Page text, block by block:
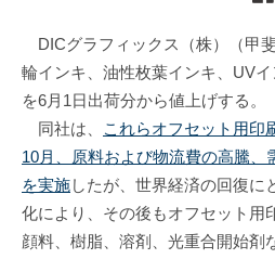
DICグラフィックス（株）（甲
輪インキ、油性枚葉インキ、UV
を6月1日出荷分から値上げする。
同社は、
これらオフセット用印
10月、原料および物流費の高騰、
を実施したが、世界経済の回復に
化により、その後もオフセット用
顔料、樹脂、溶剤、光重合開始剤